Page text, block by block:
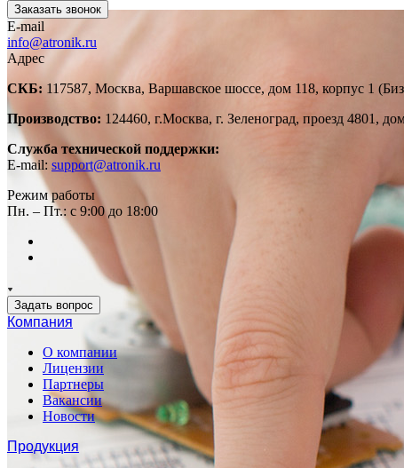
Заказать звонок
E-mail
info@atronik.ru
Адрес
СКБ: 117587, Москва, Варшавское шоссе, дом 118, корпус 1
Производство: 124460, г.Москва, г. Зеленоград, проезд 4801,
Служба технической поддержки:
E-mail: support@atronik.ru
Режим работы
Пн. – Пт.: с 9:00 до 18:00
Задать вопрос
Компания
О компании
Лицензии
Партнеры
Вакансии
Новости
Продукция